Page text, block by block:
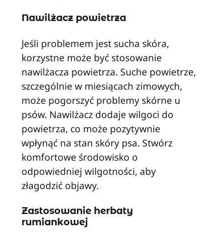
Nawilżacz powietrza
Jeśli problemem jest sucha skóra,
korzystne może być stosowanie
nawilżacza powietrza. Suche powietrze,
szczególnie w miesiącach zimowych,
może pogorszyć problemy skórne u
psów. Nawilżacz dodaje wilgoci do
powietrza, co może pozytywnie
wpłynąć na stan skóry psa. Stwórz
komfortowe środowisko o
odpowiedniej wilgotności, aby
złagodzić objawy.
Zastosowanie herbaty
rumiankowej